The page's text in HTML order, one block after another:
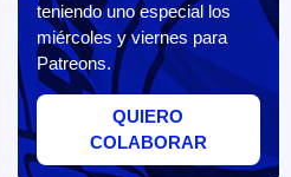
teniendo uno especial los
miércoles y viernes para
Patreons.
QUIERO
COLABORAR